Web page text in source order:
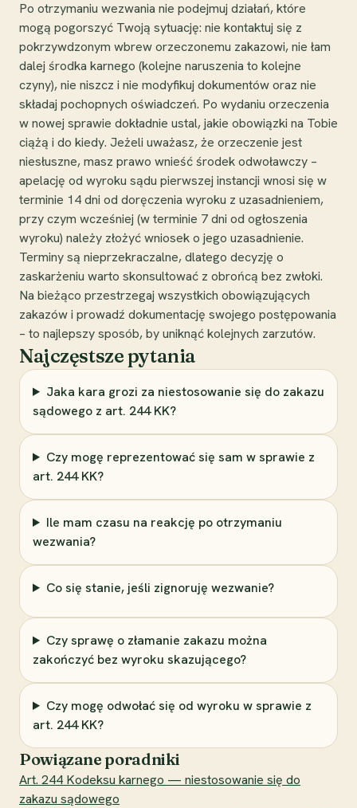
Po otrzymaniu wezwania nie podejmuj działań, które
mogą pogorszyć Twoją sytuację: nie kontaktuj się z
pokrzywdzonym wbrew orzeczonemu zakazowi, nie łam
dalej środka karnego (kolejne naruszenia to kolejne
czyny), nie niszcz i nie modyfikuj dokumentów oraz nie
składaj pochopnych oświadczeń. Po wydaniu orzeczenia
w nowej sprawie dokładnie ustal, jakie obowiązki na Tobie
ciążą i do kiedy. Jeżeli uważasz, że orzeczenie jest
niesłuszne, masz prawo wnieść środek odwoławczy –
apelację od wyroku sądu pierwszej instancji wnosi się w
terminie 14 dni od doręczenia wyroku z uzasadnieniem,
przy czym wcześniej (w terminie 7 dni od ogłoszenia
wyroku) należy złożyć wniosek o jego uzasadnienie.
Terminy są nieprzekraczalne, dlatego decyzję o
zaskarżeniu warto skonsultować z obrońcą bez zwłoki.
Na bieżąco przestrzegaj wszystkich obowiązujących
zakazów i prowadź dokumentację swojego postępowania
– to najlepszy sposób, by uniknąć kolejnych zarzutów.
Najczęstsze pytania
Jaka kara grozi za niestosowanie się do zakazu
sądowego z art. 244 KK?
Czy mogę reprezentować się sam w sprawie z
art. 244 KK?
Ile mam czasu na reakcję po otrzymaniu
wezwania?
Co się stanie, jeśli zignoruję wezwanie?
Czy sprawę o złamanie zakazu można
zakończyć bez wyroku skazującego?
Czy mogę odwołać się od wyroku w sprawie z
art. 244 KK?
Powiązane poradniki
Art. 244 Kodeksu karnego — niestosowanie się do
zakazu sądowego